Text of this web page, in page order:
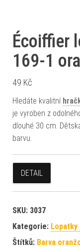
Écoiffier
169-1
49 Kč
Hledáte kvalitní
je vyroben z
dlouhé 30 cm.
barvu.
DETAIL
SKU: 3037
Kategorie: Lopatky
Štítků: Barva